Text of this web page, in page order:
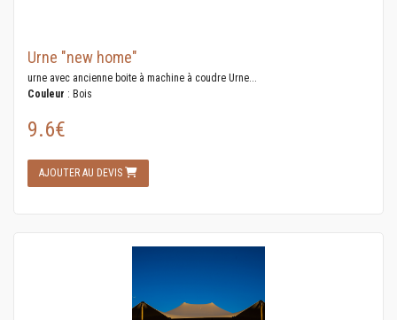
Urne "new home"
urne avec ancienne boite à machine à coudre Urne...
Couleur : Bois
9.6€
AJOUTER AU DEVIS